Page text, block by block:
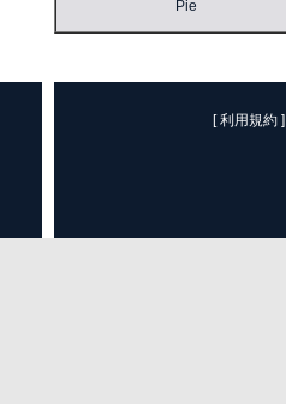
Pie
[ 利用規約 ]